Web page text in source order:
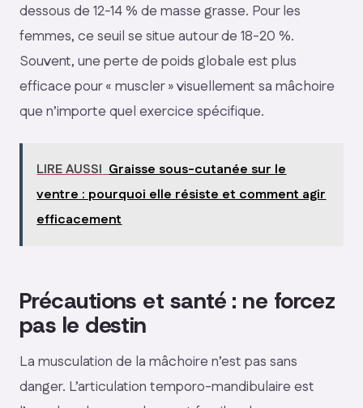
dessous de 12-14 % de masse grasse. Pour les
femmes, ce seuil se situe autour de 18-20 %.
Souvent, une perte de poids globale est plus
efficace pour « muscler » visuellement sa mâchoire
que n’importe quel exercice spécifique.
LIRE AUSSI Graisse sous-cutanée sur le
ventre : pourquoi elle résiste et comment agir
efficacement
Précautions et santé : ne forcez
pas le destin
La musculation de la mâchoire n’est pas sans
danger. L’articulation temporo-mandibulaire est